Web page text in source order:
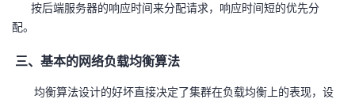
按后端服务器的响应时间来分配请求，响应时间短的优先分
配。
三、基本的网络负载均衡算法
均衡算法设计的好坏直接决定了集群在负载均衡上的表现，设